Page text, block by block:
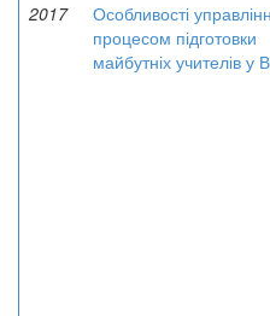
2017
Особливості
процесом підготовки
майбутніх учителів у